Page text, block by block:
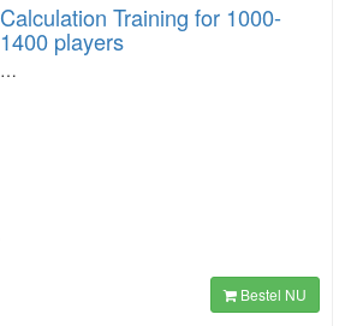
Calculation Training for 1000-
1400 players
…
Bestel NU